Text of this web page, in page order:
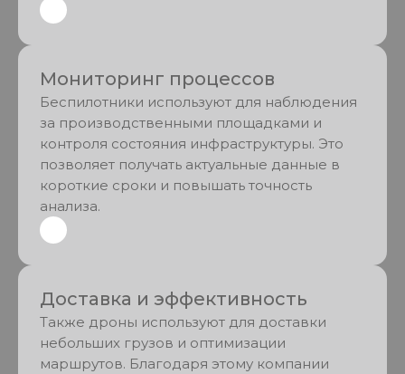
Мониторинг процессов
Беспилотники используют для наблюдения
за производственными площадками и
контроля состояния инфраструктуры. Это
позволяет получать актуальные данные в
короткие сроки и повышать точность
анализа.
Доставка и эффективность
Также дроны используют для доставки
небольших грузов и оптимизации
маршрутов. Благодаря этому компании